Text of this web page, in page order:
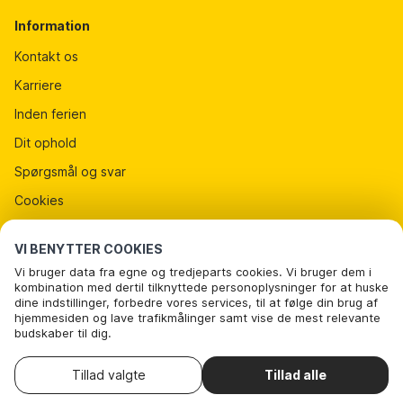
VI BENYTTER COOKIES
Vi bruger data fra egne og tredjeparts cookies. Vi bruger dem i
kombination med dertil tilknyttede personoplysninger for at huske
dine indstillinger, forbedre vores services, til at følge din brug af
hjemmesiden og lave trafikmålinger samt vise de mest relevante
budskaber til dig.
hvilke af vores valgfrie cookies du vil acceptere.
Læs mere om vores cookie- og privatlivspolitik. Du kan
Tillad alle
Tillad valgte
Information
Kontakt os
Karriere
Inden ferien
Dit ophold
Spørgsmål og svar
Cookies
Lejebetingelser
Presse
DanCenter A/S - Nattergalevej 6 - 2400 København NV -
Danmark